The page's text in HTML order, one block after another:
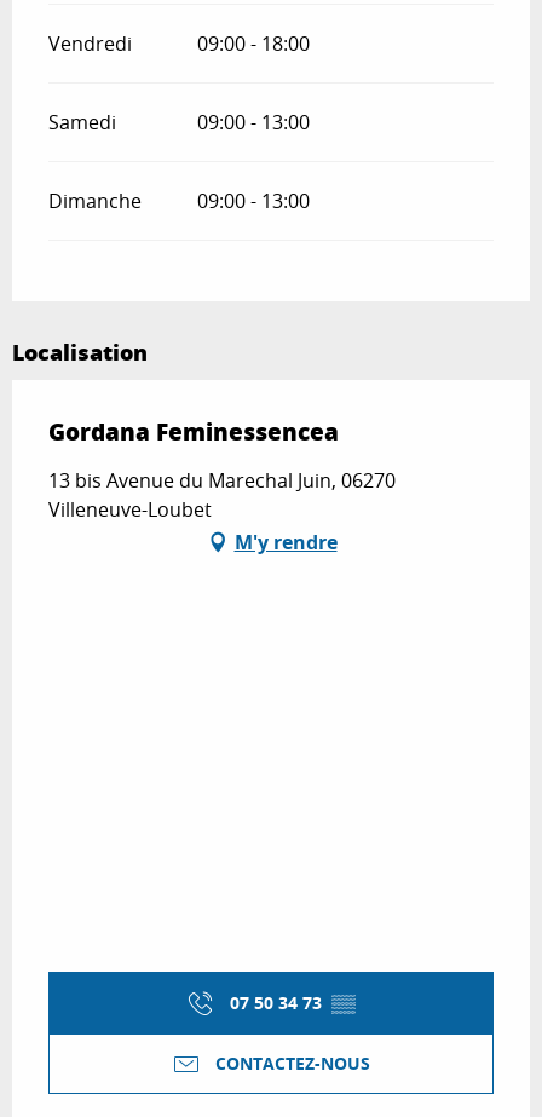
Vendredi 09:00 - 18:00
Samedi 09:00 - 13:00
Dimanche 09:00 - 13:00
Localisation
Gordana Feminessencea
13 bis Avenue du Marechal Juin, 06270
Villeneuve-Loubet
M'y rendre
07 50 34 73 ▒▒
CONTACTEZ-NOUS